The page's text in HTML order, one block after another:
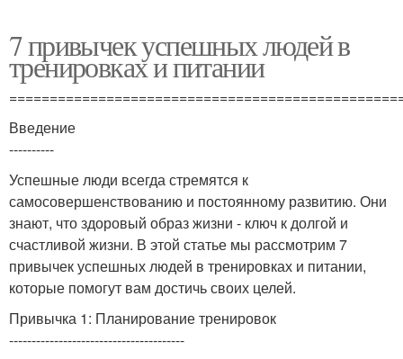
7 привычек успешных людей в
тренировках и питании
Введение
----------
Успешные люди всегда стремятся к
самосовершенствованию и постоянному развитию. Они
знают, что здоровый образ жизни - ключ к долгой и
счастливой жизни. В этой статье мы рассмотрим 7
привычек успешных людей в тренировках и питании,
которые помогут вам достичь своих целей.
Привычка 1: Планирование тренировок
---------------------------------------